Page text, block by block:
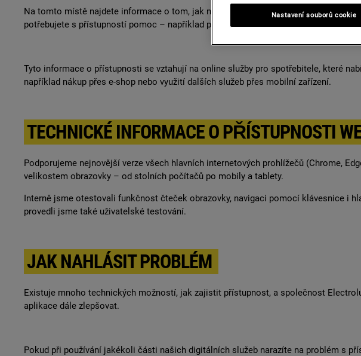
Na tomto místě najdete informace o tom, jak nám můžete nahlásit problémy s
potřebujete s přístupností pomoc – například při nákupu produktu nebo rezervaci
Tyto informace o přístupnosti se vztahují na online služby pro spotřebitele, které
například nákup přes e-shop nebo využití dalších služeb přes mobilní zařízení.
TECHNICKÉ INFORMACE O PŘÍSTUPNOSTI
Podporujeme nejnovější verze všech hlavních internetových prohlížečů (Chrome,
velikostem obrazovky – od stolních počítačů po mobily a tablety.
Interně jsme otestovali funkčnost čteček obrazovky, navigaci pomocí klávesnice i
provedli jsme také uživatelské testování.
JAK NAHLÁSIT PROBLÉM
Existuje mnoho technických možností, jak zajistit přístupnost, a společnost
aplikace dále zlepšovat.
Pokud při používání jakékoli části našich digitálních služeb narazíte na problém s
Nastavení souborů cookie